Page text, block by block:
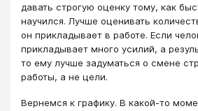
давать строгую оценку тому, как
научился. Лучше оценивать
он прикладывает в работе. Если
прикладывает много усилий, а
то ему лучше задуматься о смене
работы, а не цели.
Вернемся к графику. В какой-то